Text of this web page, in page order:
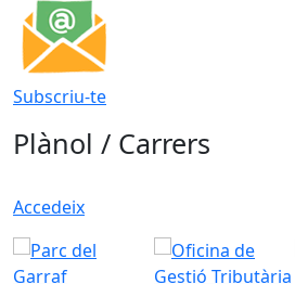
Subscriu-te
Plànol / Carrers
Accedeix